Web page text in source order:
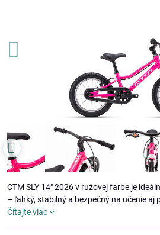
CTM SLY 14" 2026 v ružovej farbe je
– ľahký, stabilný a bezpečný na učenie aj
Čítajte viac